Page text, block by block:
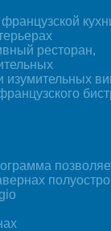
ресторан,
изумительных